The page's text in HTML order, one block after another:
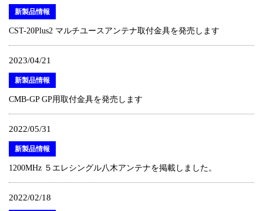
新製品情報
CST-20Plus2 マルチユースアンテナ取付金具を発売します
2023/04/21
新製品情報
CMB-GP GP用取付金具を発売します
2022/05/31
新製品情報
1200MHz ５エレシングル八木アンテナを掲載しました。
2022/02/18